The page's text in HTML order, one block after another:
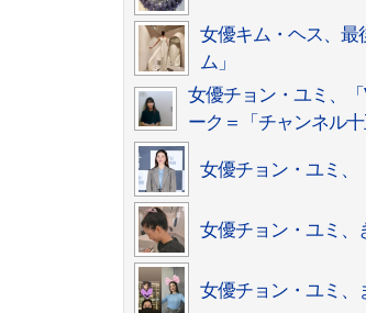
女優キム・ヘス、最
ム」
女優チョン・ユミ、
ーク＝「チャンネル十
女優チョン・ユミ、
女優チョン・ユミ
女優チョン・ユミ